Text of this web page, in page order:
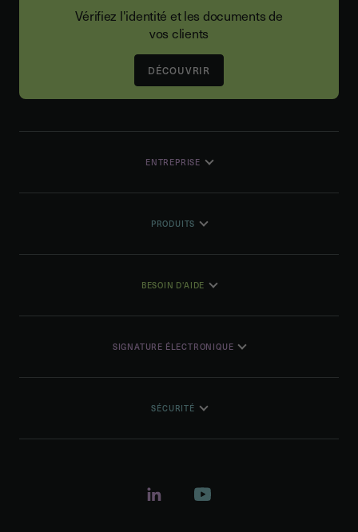
Vérifiez l'identité et les documents de
vos clients
DÉCOUVRIR
ENTREPRISE
PRODUITS
BESOIN D'AIDE
SIGNATURE ÉLECTRONIQUE
SÉCURITÉ